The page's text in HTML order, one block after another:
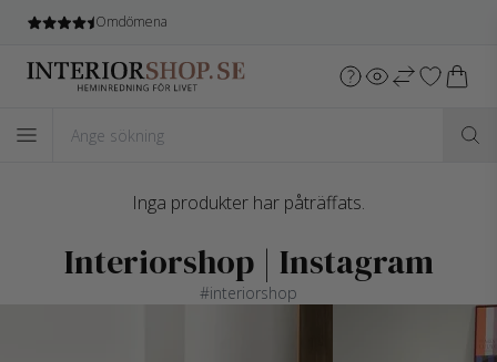
Omdömena
Inga produkter har påträffats.
Interiorshop | Instagram
#interiorshop